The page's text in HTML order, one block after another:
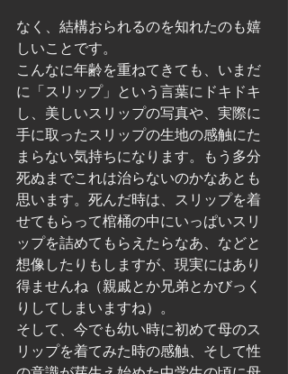
なく、結構おられるのを知れたのも嬉
しいことです。
こんなに年齢を重ねてきても、いまだ
に「スリップ」という言葉にドキドキ
し、美しいスリップの写真や、実際に
手に取ったスリップの生地の感触にた
まらない気持ちになります。もう多分
死ぬまでこれは治らないのかなあとも
思います。死んだ時は、スリップを着
せてもらって棺桶の中にいっぱいスリ
ップを詰めてもらえたらなあ、などと
想像したりもしますが、現実にはあり
得ませんね（親戚とか兄弟とかびっく
りしてしまいますね）。
そして、今でも幼い時に初めて母のス
リップを着てみた時の感触、そして性